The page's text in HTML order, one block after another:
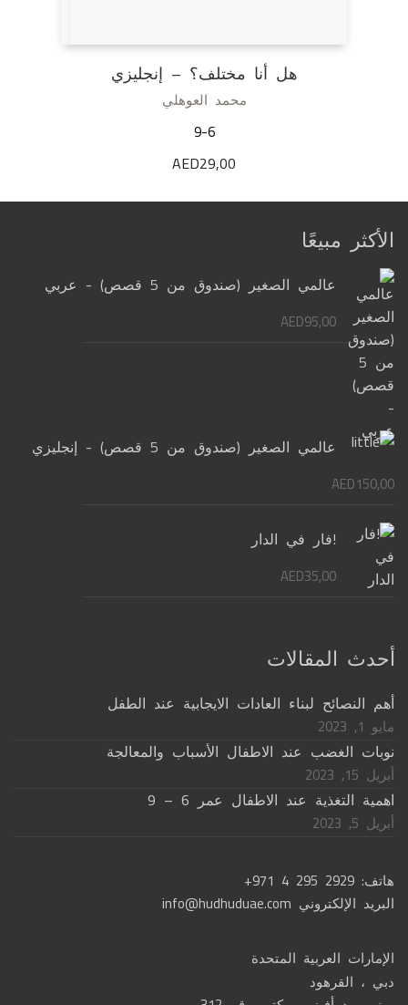
هل أنا مختلف؟ – إنجليزي
محمد العوهلي
9-6
AED29,00
الأكثر مبيعًا
عالمي الصغير (صندوق من 5 قصص) - عربي
AED95,00
عالمي الصغير (صندوق من 5 قصص) - إنجليزي
AED150,00
!فار في الدار
AED35,00
أحدث المقالات
أهم النصائح لبناء العادات الايجابية عند الطفل
مايو 1, 2023
نوبات الغضب عند الاطفال الأسباب والمعالجة
أبريل 15, 2023
اهمية التغذية عند الاطفال عمر 6 – 9
أبريل 5, 2023
هاتف: +971 4 295 2929
البريد الإلكتروني info@hudhuduae.com
الإمارات العربية المتحدة
دبي ، القرهود